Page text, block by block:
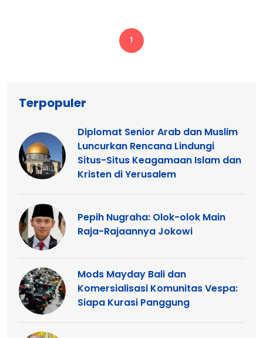
1
Terpopuler
Diplomat Senior Arab dan Muslim
Luncurkan Rencana Lindungi
Situs-Situs Keagamaan Islam dan
Kristen di Yerusalem
Pepih Nugraha: Olok-olok Main
Raja-Rajaannya Jokowi
Mods Mayday Bali dan
Komersialisasi Komunitas Vespa:
Siapa Kurasi Panggung